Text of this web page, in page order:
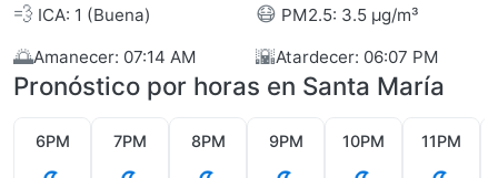
💨 ICA: 1 (Buena) 😷 PM2.5: 3.5 µg/m³
🌅Amanecer: 07:14 AM 🌇Atardecer: 06:07 PM
Pronóstico por horas en Santa María
6PM 7PM 8PM 9PM 10PM 11PM